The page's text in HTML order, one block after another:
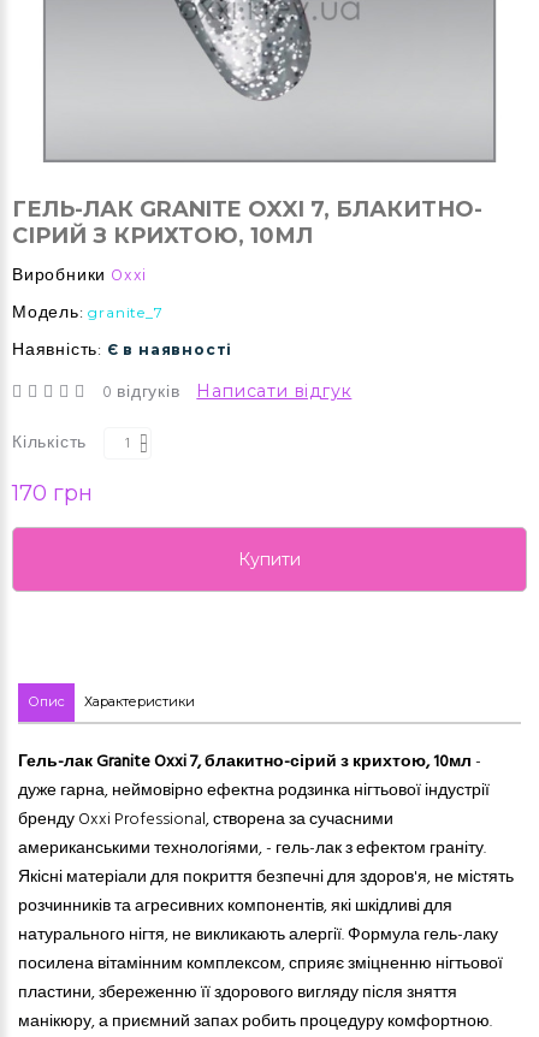
ГЕЛЬ-ЛАК GRANITE OXXI 7, БЛАКИТНО-
СІРИЙ З КРИХТОЮ, 10МЛ
Виробники Oxxi
Модель: granite_7
Наявність: Є в наявності
0 відгуків Написати відгук
Кількість
170 грн
Купити
Опис Характеристики
Гель-лак Granite Oxxi 7,блакитно-сірий з крихтою,10мл-
дуже гарна, неймовірно ефектна родзинка нігтьової індустрії
бренду Oxxi Professional, створена за сучасними
американськими технологіями, - гель-лак з ефектом граніту.
Якісні матеріали для покриття безпечні для здоров'я, не містять
розчинників та агресивних компонентів, які шкідливі для
натурального нігтя, не викликають алергії. Формула гель-лаку
посилена вітамінним комплексом, сприяє зміцненню нігтьової
пластини, збереженню її здорового вигляду після зняття
манікюру, а приємний запах робить процедуру комфортною.